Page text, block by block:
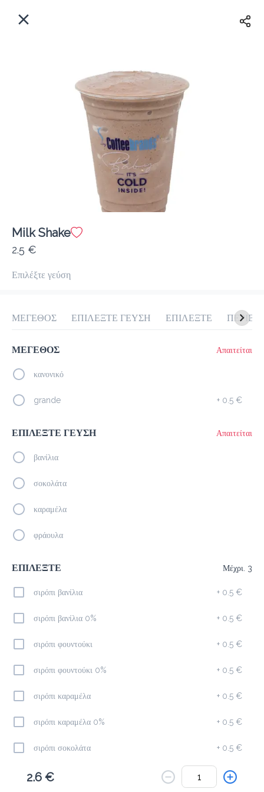
Συνδεθείτε
Πού παραδίδουμε;
Coffeebrands Πανεπιστιμίου 30
προ-παραγγελία •
Όλες
Το μενού δεν είναι διαθέσιμο.
Milk Shake
2.5 €
Επιλέξτε γεύση
ΜΕΓΕΘΟΣ ΕΠΙΛΕΞΤΕ ΓΕΥΣΗ ΕΠΙΛΕΞΤΕ
ΜΕΓΕΘΟΣ Απαιτείται
κανονικό
grande + 0.5 €
ΕΠΙΛΕΞΤΕ ΓΕΥΣΗ Απαιτείται
βανίλια
σοκολάτα
καραμέλα
φράουλα
ΕΠΙΛΕΞΤΕ Μέχρι. 3
σιρόπι βανίλια + 0.5 €
σιρόπι βανίλια 0% + 0.5 €
σιρόπι φουντούκι + 0.5 €
σιρόπι φουντούκι 0% + 0.5 €
σιρόπι καραμέλα + 0.5 €
σιρόπι καραμέλα 0% + 0.5 €
σιρόπι σοκολάτα + 0.5 €
σιρόπι σοκολάτα 0% 0.5 €
2.6 €